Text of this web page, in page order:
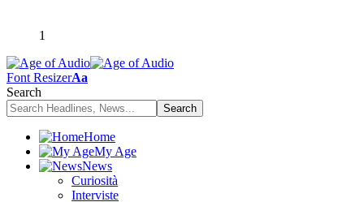
1
Font ResizerAa
Search
Home
My Age
News
Curiosità
Interviste